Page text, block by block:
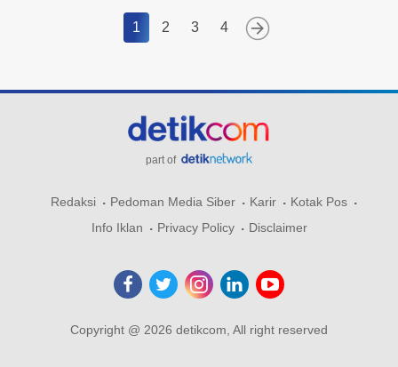
1 2 3 4
part of
Redaksi Pedoman Media Siber Karir
Kotak Pos
Info Iklan
Privacy Policy Disclaimer
Copyright @ 2026 detikcom, All right reserved